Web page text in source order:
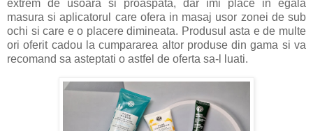
extrem de usoara si proaspata, dar imi place in egala
masura si aplicatorul care ofera in masaj usor zonei de sub
ochi si care e o placere dimineata. Produsul asta e de multe
ori oferit cadou la cumpararea altor produse din gama si va
recomand sa asteptati o astfel de oferta sa-l luati.